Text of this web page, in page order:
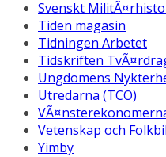
Svenskt
Tiden magasin
Tidningen Arbetet
Tidskriften
Ungdomens
Utredarna (TCO)
Vetenskap och
Yimby